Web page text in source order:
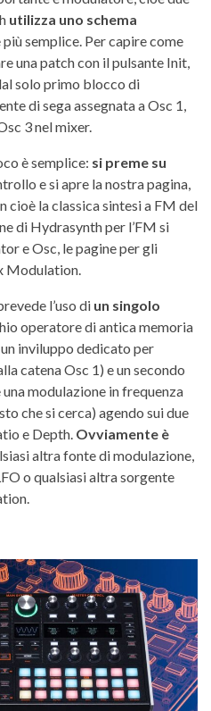
utilizza uno schema
più semplice. Per capire come
una patch con il pulsante Init,
solo primo blocco di
di sega assegnata a Osc 1,
3 nel mixer.
è semplice: si preme su
e si apre la nostra pagina,
cioè la classica sintesi a FM del
di Hydrasynth per l’FM si
e Osc, le pagine per gli
Modulation.
l’uso di un singolo
operatore di antica memoria
inviluppo dedicato per
catena Osc 1) e un secondo
modulazione in frequenza
che si cerca) agendo sui due
e Depth. Ovviamente è
altra fonte di modulazione,
o qualsiasi altra sorgente